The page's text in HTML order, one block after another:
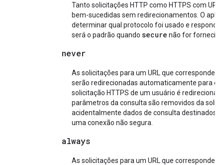
Tanto solicitações HTTP como HTTPS com
bem-sucedidas sem redirecionamentos. O
determinar qual protocolo foi usado e
será o padrão quando secure não for
never
As solicitações para um URL que
serão redirecionadas automaticamente para o
solicitação HTTPS de um usuário é
parâmetros da consulta são removidos da
acidentalmente dados de consulta destinados
uma conexão não segura.
always
As solicitações para um URL que